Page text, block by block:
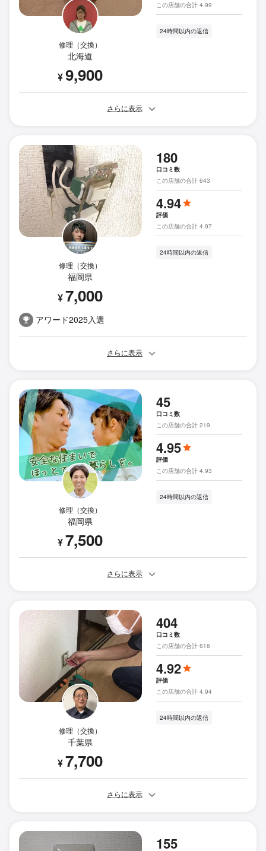
修理（交換）
北海道
¥9,900
この店舗の合計 4.99
24時間以内の返信
さらに表示
修理（交換）
福岡県
¥7,000
アワード2025入選
180
口コミ数
この店舗の合計 643
4.94
評価
この店舗の合計 4.97
24時間以内の返信
さらに表示
修理（交換）
福岡県
¥7,500
45
口コミ数
この店舗の合計 219
4.95
評価
この店舗の合計 4.93
24時間以内の返信
さらに表示
修理（交換）
千葉県
¥7,700
404
口コミ数
この店舗の合計 616
4.92
評価
この店舗の合計 4.94
24時間以内の返信
さらに表示
155